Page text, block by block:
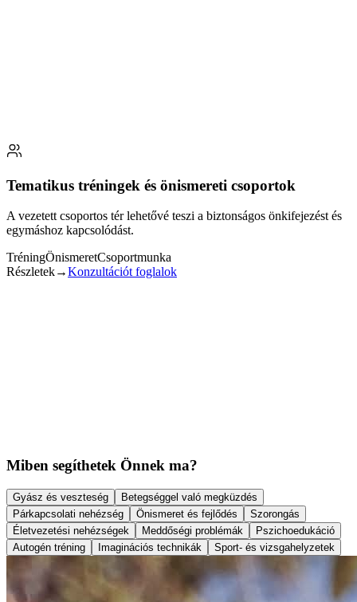
Tematikus tréningek és önismereti csoportok
A vezetett csoportos tér lehetővé teszi a biztonságos önkifejezést és
egymáshoz kapcsolódást.
TréningÖnismeretCsoportmunka
Részletek→Konzultációt foglalok
Miben segíthetek Önnek ma?
Gyász és veszteség
Betegséggel való megküzdés
Párkapcsolati nehézség
Önismeret és fejlődés
Szorongás
Életvezetési nehézségek
Meddőségi problémák
Pszichoedukáció
Autogén tréning
Imaginációs technikák Sport- és vizsgahelyzetek